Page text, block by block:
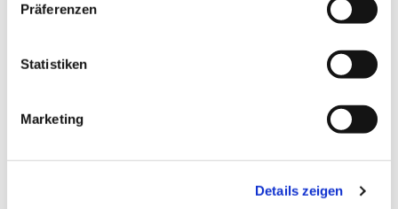
Präferenzen
Statistiken
Marketing
Details zeigen